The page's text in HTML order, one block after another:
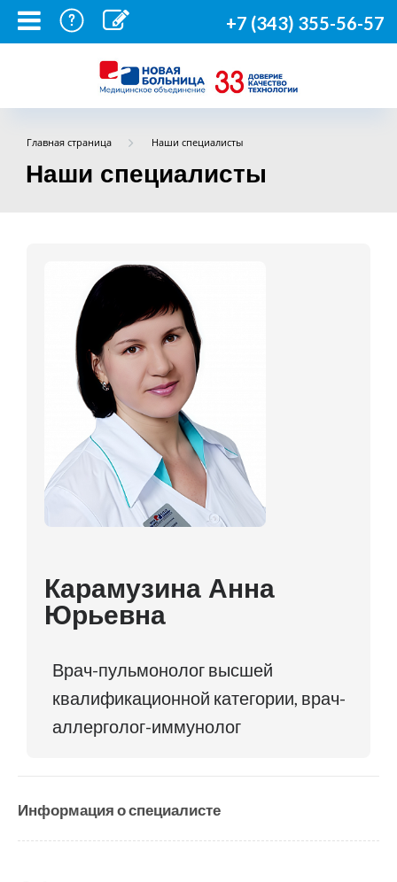
+7 (343) 355-56-57
Главная страница Наши специалисты
Наши специалисты
Карамузина Анна
Юрьевна
Врач-пульмонолог высшей
квалификационной категории, врач-
аллерголог-иммунолог
Информация о специалисте